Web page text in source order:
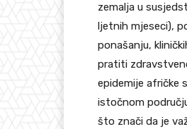
zemalja u
ljetnih mjeseci),
ponašanju,
pratiti
epidemije afričke
istočnom
što znači da je